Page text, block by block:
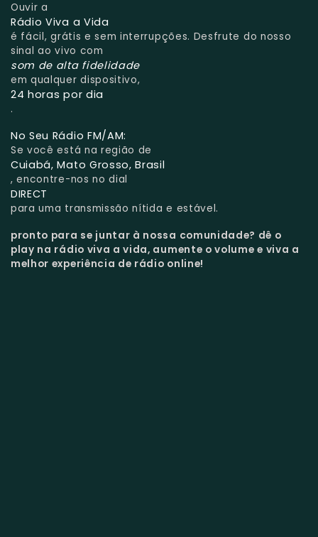
Ouvir a
Rádio Viva a Vida
é fácil, grátis e sem interrupções. Desfrute do nosso
sinal ao vivo com
som de alta fidelidade
em qualquer dispositivo,
24 horas por dia
.
No Seu Rádio FM/AM:
Se você está na região de
Cuiabá, Mato Grosso, Brasil
, encontre-nos no dial
DIRECT
para uma transmissão nítida e estável.
pronto para se juntar à nossa comunidade? dê o
play na rádio viva a vida, aumente o volume e viva a
melhor experiência de rádio online!